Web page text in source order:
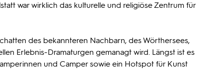
war wirklich das kulturelle und religiöse Zentrum für
des bekannteren Nachbarn, des Wörthersees,
Erlebnis-Dramaturgen gemanagt wird. Längst ist es
und Camper sowie ein Hotspot für Kunst